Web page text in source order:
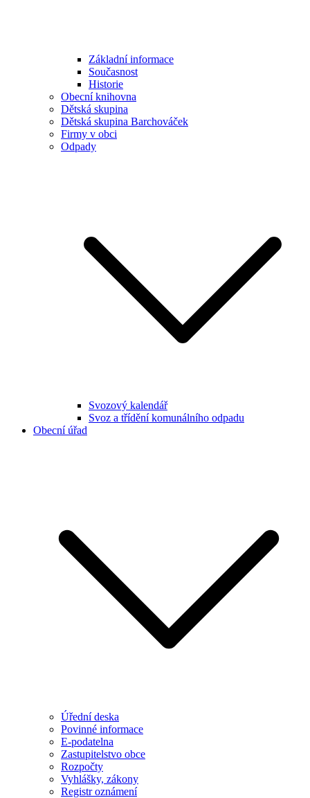
Základní informace
Současnost
Historie
Obecní knihovna
Dětská skupina
Dětská skupina Barchováček
Firmy v obci
Odpady
Svozový kalendář
Svoz a třídění komunálního odpadu
Obecní úřad
Úřední deska
Povinné informace
E-podatelna
Zastupitelstvo obce
Rozpočty
Vyhlášky, zákony
Registr oznámení